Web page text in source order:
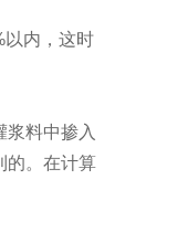
以内，这时
料中掺入
的。在计算